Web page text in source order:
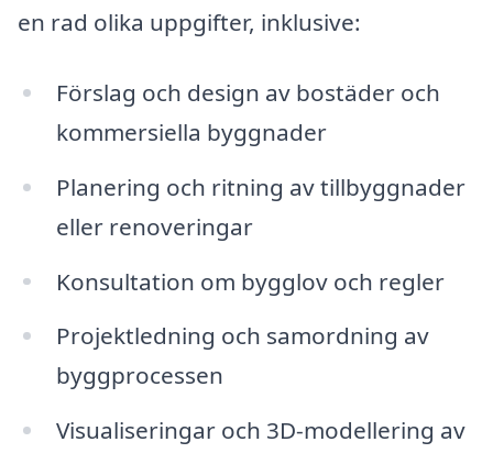
en rad olika uppgifter, inklusive:
Förslag och design av bostäder och
kommersiella byggnader
Planering och ritning av tillbyggnader
eller renoveringar
Konsultation om bygglov och regler
Projektledning och samordning av
byggprocessen
Visualiseringar och 3D-modellering av